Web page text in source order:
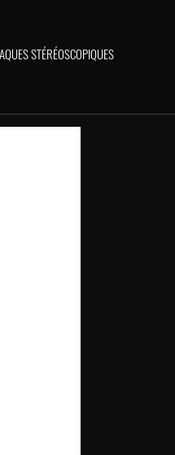
STÉRÉOSCOPIQUES